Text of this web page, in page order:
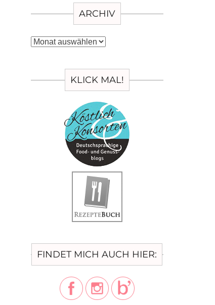
ARCHIV
Archiv
KLICK MAL!
FINDET MICH AUCH HIER: